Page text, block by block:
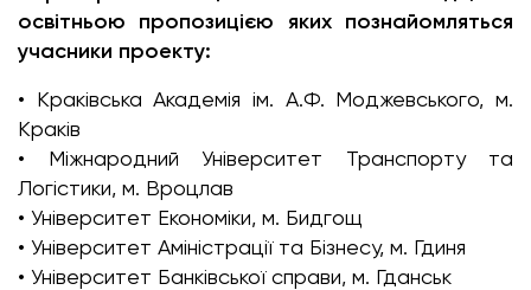
освітньою пропозицією яких познайомляться
учасники проекту:
• Краківська Академія ім. А.Ф. Моджевського, м.
Краків
• Міжнародний Університет Транспорту та
Логістики, м. Вроцлав
• Університет Економіки, м. Бидгощ
• Університет Аміністрації та Бізнесу, м. Гдиня
• Університет Банківської справи, м. Гданськ